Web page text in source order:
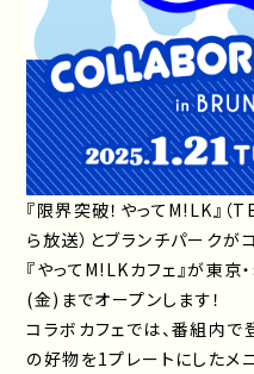
『限界突破！やってM!LK』
ら放送）とブランチパークが
『やってM!LKカフェ』が東
(金)までオープンします！
コラボカフェでは、番組内で
の好物を1プレートにしたメ